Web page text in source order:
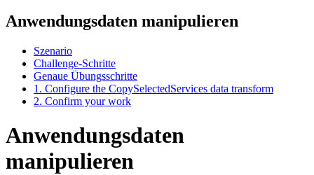
Anwendungsdaten manipulieren
Szenario
Challenge-Schritte
Genaue Übungsschritte
1. Configure the CopySelectedServices data transform
2. Confirm your work
Anwendungsdaten
manipulieren